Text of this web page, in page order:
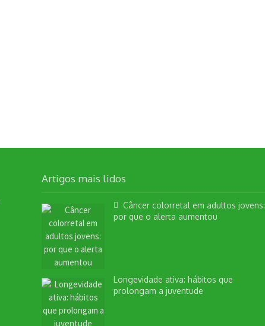
Artigos mais lidos
Câncer colorretal em adultos jovens:
por que o alerta aumentou
Longevidade ativa: hábitos que
prolongam a juventude